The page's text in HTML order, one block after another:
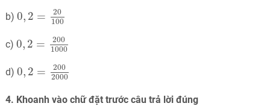
b) 0, 2 =
20
100
0 2 100
c) 0, 2 =
200
1000
0 2 2001000
d) 0, 2 =
200
2000
0 2 2002000
4. Khoanh vào chữ đặt trước câu trả lời đúng